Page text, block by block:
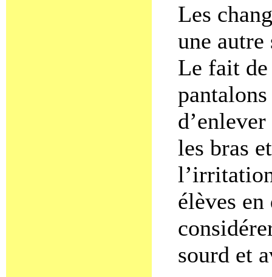
Les
une
Le fait de
les bras
élèves
sourd et